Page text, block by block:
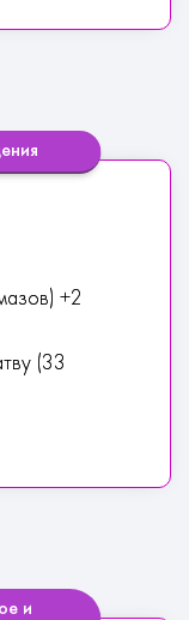
+2
(33
и